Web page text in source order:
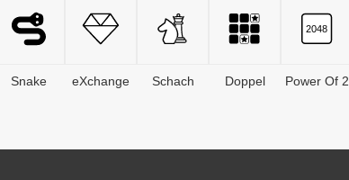
Snake eXchange Schach Doppel Power Of 2